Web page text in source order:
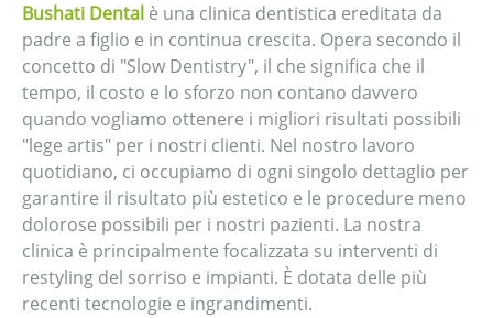
Bushati Dental è una clinica dentistica ereditata da
padre a figlio e in continua crescita. Opera secondo il
concetto di "Slow Dentistry", il che significa che il
tempo, il costo e lo sforzo non contano davvero
quando vogliamo ottenere i migliori risultati possibili
"lege artis" per i nostri clienti. Nel nostro lavoro
quotidiano, ci occupiamo di ogni singolo dettaglio per
garantire il risultato più estetico e le procedure meno
dolorose possibili per i nostri pazienti. La nostra
clinica è principalmente focalizzata su interventi di
restyling del sorriso e impianti. È dotata delle più
recenti tecnologie e ingrandimenti.